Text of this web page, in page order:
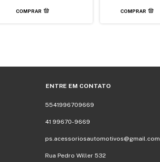
COMPRAR COMPRAR
ENTRE EM CONTATO
5541996709669
41 99670-9669
ps.acessoriosautomotivos@gmail.com
Rua Pedro Willer 532